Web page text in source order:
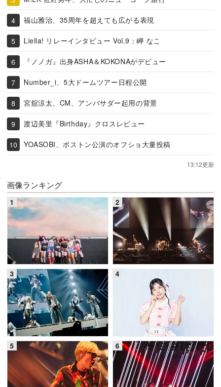
福山雅治、35周年を超えても広がる表現
Liella! リレーインタビュー Vol.9：岬 なこ
『ノノガ』出身ASHA＆KOKONAがデビュー
Number_i、5大ドームツアー日程公開
宮舘涼太、CM、アンバサダー起用の背景
渡辺美里『Birthday』クロスレビュー
YOASOBI、ボストン公演のオフショ大量投稿
13:12更新
画像ランキング